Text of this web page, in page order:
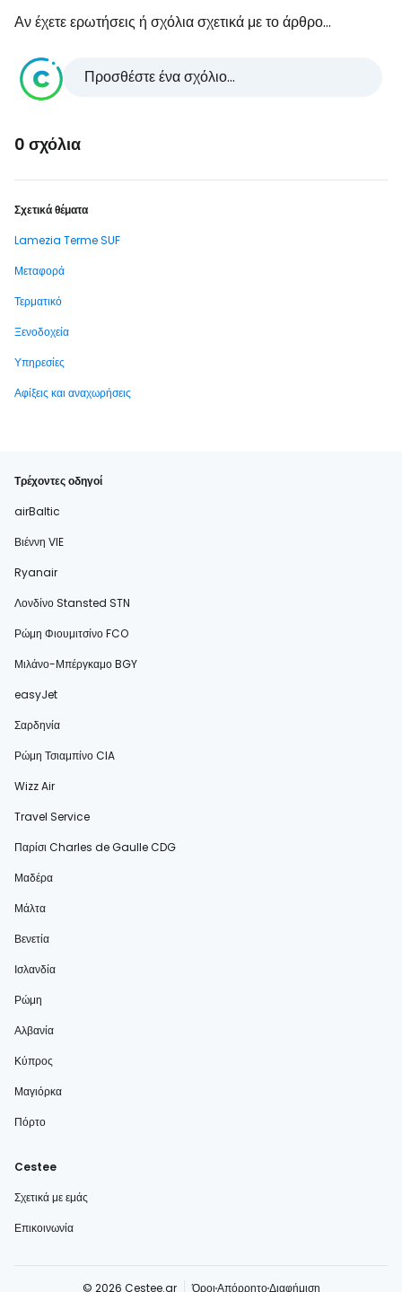
Αν έχετε ερωτήσεις ή σχόλια σχετικά με το άρθρο...
Προσθέστε ένα σχόλιο...
0 σχόλια
Σχετικά θέματα
Lamezia Terme SUF
Μεταφορά
Τερματικό
Ξενοδοχεία
Υπηρεσίες
Αφίξεις και αναχωρήσεις
Τρέχοντες οδηγοί
airBaltic
Βιέννη VIE
Ryanair
Λονδίνο Stansted STN
Ρώμη Φιουμιτσίνο FCO
Μιλάνο-Μπέργκαμο BGY
easyJet
Σαρδηνία
Ρώμη Τσιαμπίνο CIA
Wizz Air
Travel Service
Παρίσι Charles de Gaulle CDG
Μαδέρα
Μάλτα
Βενετία
Ισλανδία
Ρώμη
Αλβανία
Κύπρος
Μαγιόρκα
Πόρτο
Cestee
Σχετικά με εμάς
Επικοινωνία
© 2026 Cestee.gr ΌροιΑπόρρητοΔιαφήμιση